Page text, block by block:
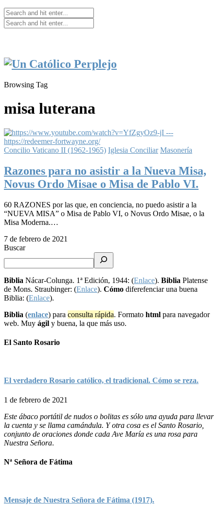
Browsing Tag
misa luterana
Concilio Vaticano II (1962-1965) Iglesia Conciliar Masonería
Razones para no asistir a la Nueva Misa,
Novus Ordo Misae o Misa de Pablo VI.
60 RAZONES por las que, en conciencia, no puedo asistir a la
“NUEVA MISA” o Misa de Pablo VI, o Novus Ordo Misae, o la
Misa Moderna.…
7 de febrero de 2021
Buscar
Biblia Nácar-Colunga. 1ª Edición, 1944: (Enlace). Biblia Platense
de Mons. Straubinger: (Enlace). Cómo diferefenciar una buena
Biblia: (Enlace).
Biblia (enlace) para consulta rápida. Formato html para navegador
web. Muy ágil y buena, la que más uso.
El Santo Rosario
El verdadero Rosario católico, el tradicional. Cómo se reza.
1 de febrero de 2021
Este ábaco portátil de nudos o bolitas es sólo una ayuda para llevar
la cuenta y se llama camándula. Y otra cosa es el Santo Rosario,
conjunto de oraciones donde cada Ave María es una rosa para
Nuestra Señora.
Nª Señora de Fátima
Mensaje de Nuestra Señora de Fátima (1917).